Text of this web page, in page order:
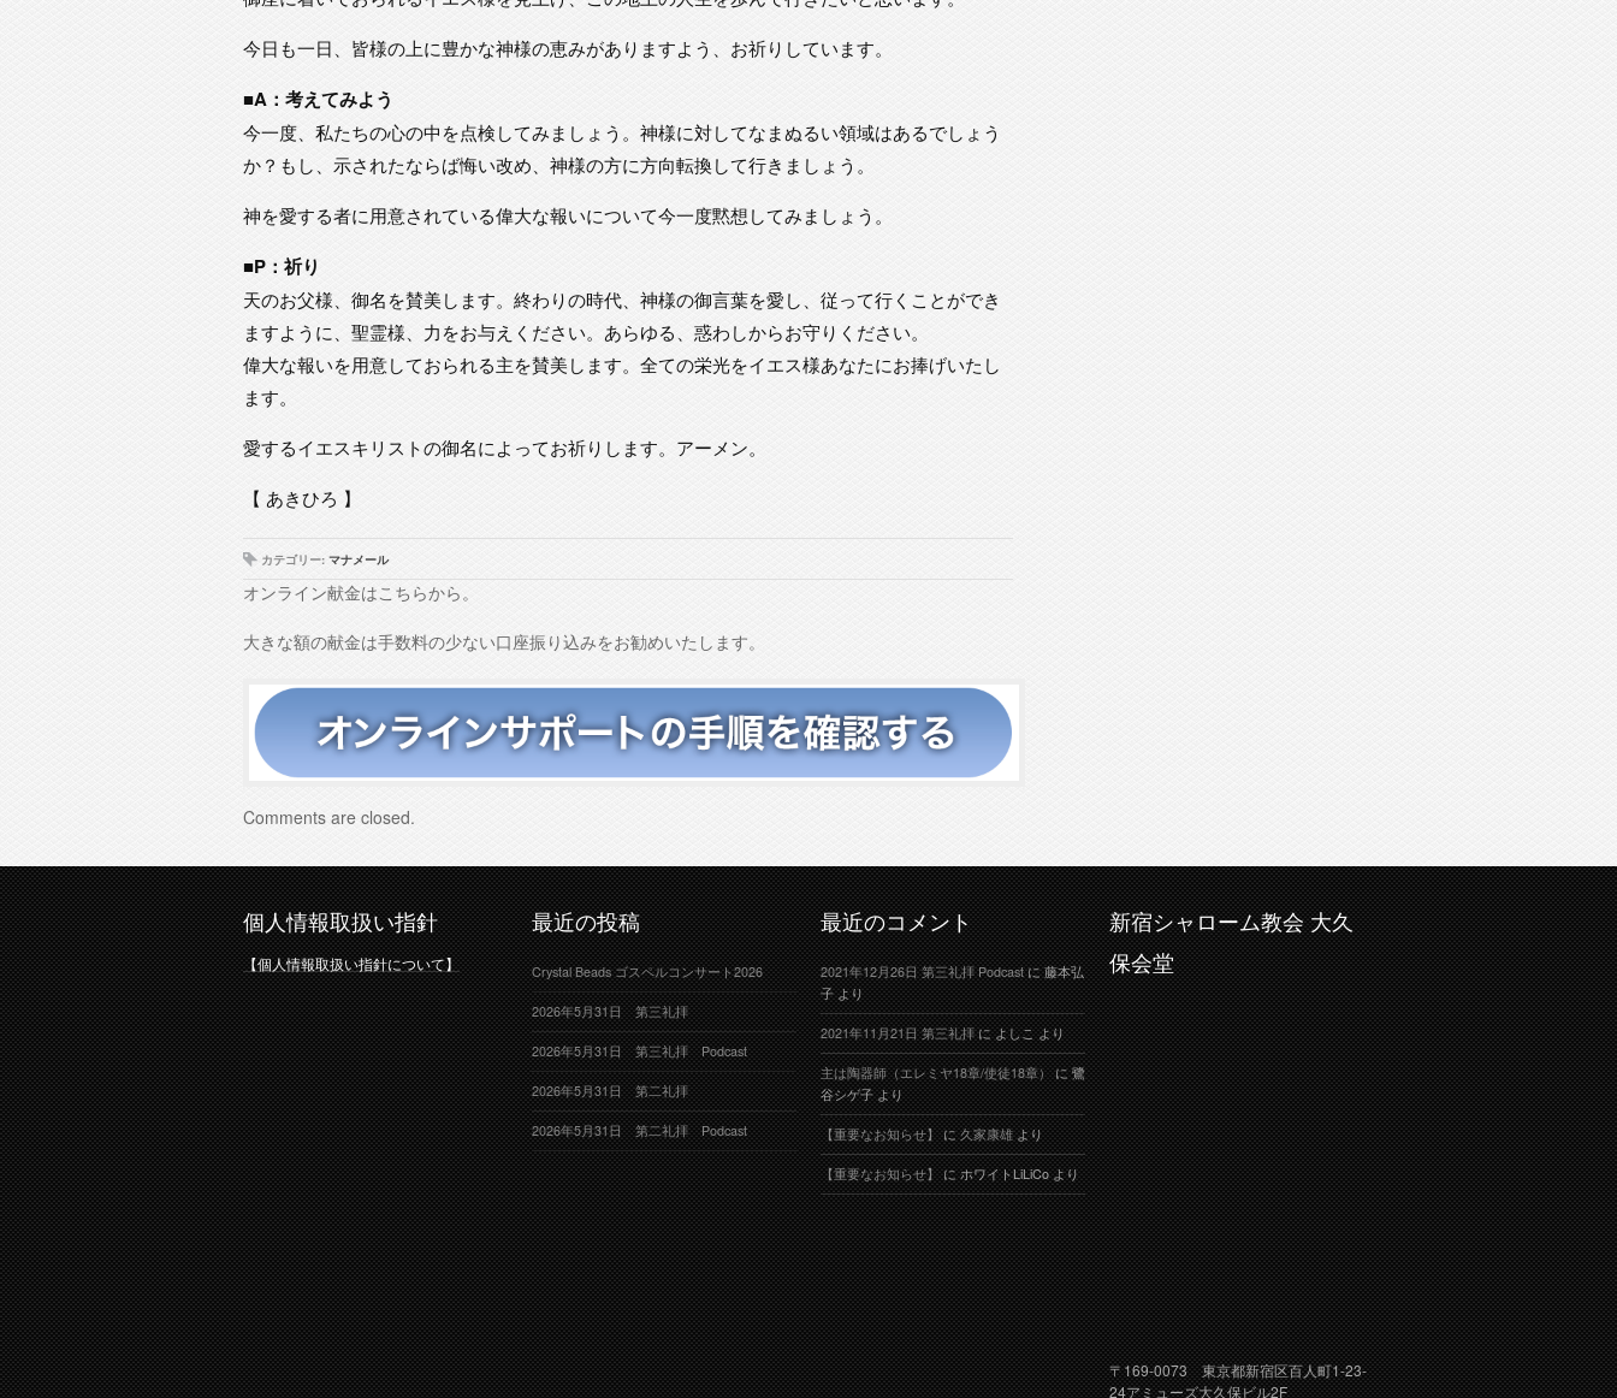
今日も一日、皆様の上に豊かな神様の恵みがありますよう、お祈りしています。
■A：考えてみよう
今一度、私たちの心の中を点検してみましょう。神様に対してなまぬるい領域はあるでしょう
か？もし、示されたならば悔い改め、神様の方に方向転換して行きましょう。
神を愛する者に用意されている偉大な報いについて今一度黙想してみましょう。
■P：祈り
天のお父様、御名を賛美します。終わりの時代、神様の御言葉を愛し、従って行くことができ
ますように、聖霊様、力をお与えください。あらゆる、惑わしからお守りください。
偉大な報いを用意しておられる主を賛美します。全ての栄光をイエス様あなたにお捧げいたし
ます。
愛するイエスキリストの御名によってお祈りします。アーメン。
【 あきひろ 】
カテゴリー: マナメール
オンライン献金はこちらから。
大きな額の献金は手数料の少ない口座振り込みをお勧めいたします。
Comments are closed.
個人情報取扱い指針
【個人情報取扱い指針について】
最近の投稿
Crystal Beads ゴスペルコンサート2026
2026年5月31日 第三礼拝
2026年5月31日 第三礼拝 Podcast
2026年5月31日 第二礼拝
2026年5月31日 第二礼拝 Podcast
最近のコメント
2021年12月26日 第三礼拝 Podcastに藤本弘
子より
2021年11月21日 第三礼拝によしこより
主は陶器師（エレミヤ18章/使徒18章）に鷺
谷シゲ子より
【重要なお知らせ】に久家康雄より
【重要なお知らせ】にホワイトLiLiCoより
新宿シャローム教会 大久
保会堂
〒169-0073 東京都新宿区百人町1-23-
24アミューズ大久保ビル2F